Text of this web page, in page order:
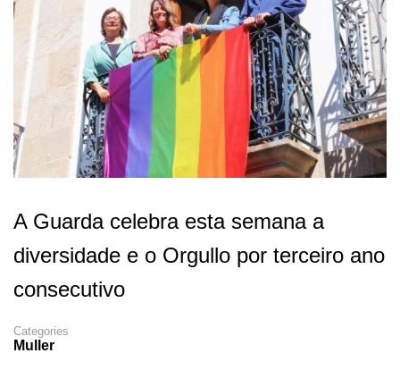
A Guarda celebra esta semana a
diversidade e o Orgullo por terceiro ano
consecutivo
Categories
Muller